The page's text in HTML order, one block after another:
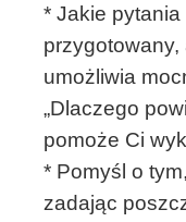
* Jakie pytania
umożliwia
„Dlaczego
pomoże Ci
* Pomyśl o
zadając